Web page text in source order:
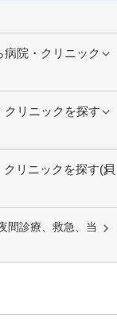
病院・クリニック
クリニックを探す
リニックを探す(貝
間診療、救急、当